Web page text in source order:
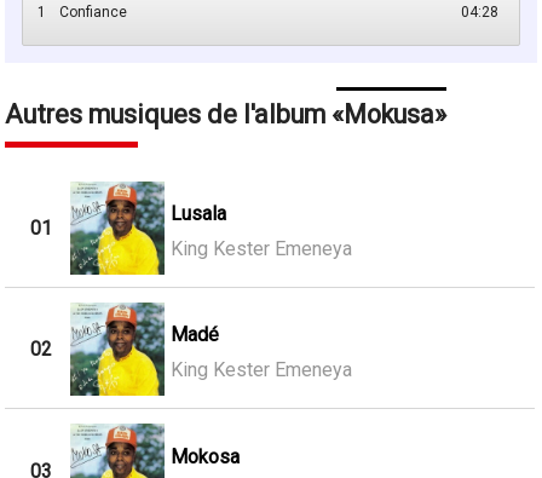
1 04:28
Confiance
Autres musiques de l'album Mokusa
01
Lusala
King Kester Emeneya
02
Madé
King Kester Emeneya
03
Mokosa